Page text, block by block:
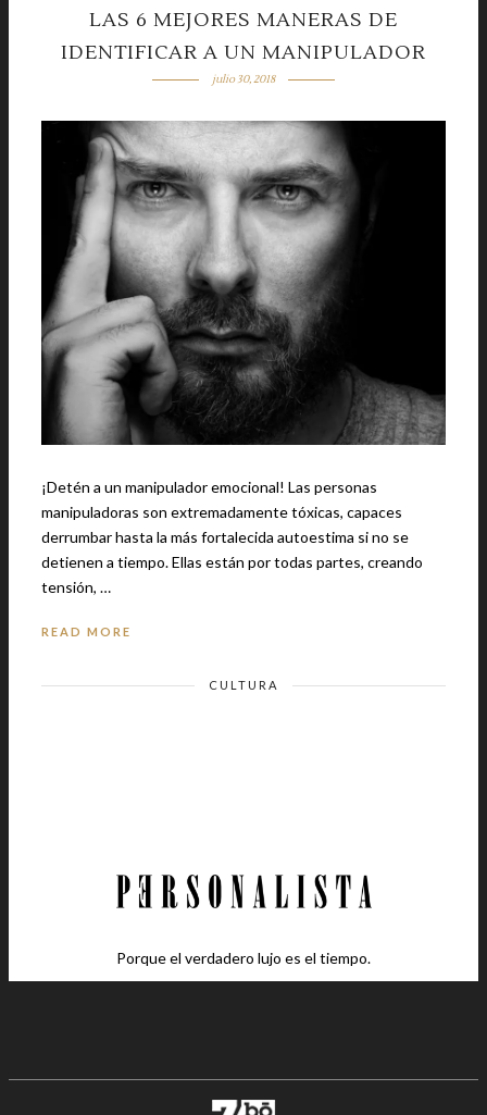
LAS 6 MEJORES MANERAS DE
IDENTIFICAR A UN MANIPULADOR
julio 30, 2018
¡Detén a un manipulador emocional! Las personas
manipuladoras son extremadamente tóxicas, capaces
derrumbar hasta la más fortalecida autoestima si no se
detienen a tiempo. Ellas están por todas partes, creando
tensión, …
READ MORE
CULTURA
Porque el verdadero lujo es el tiempo.